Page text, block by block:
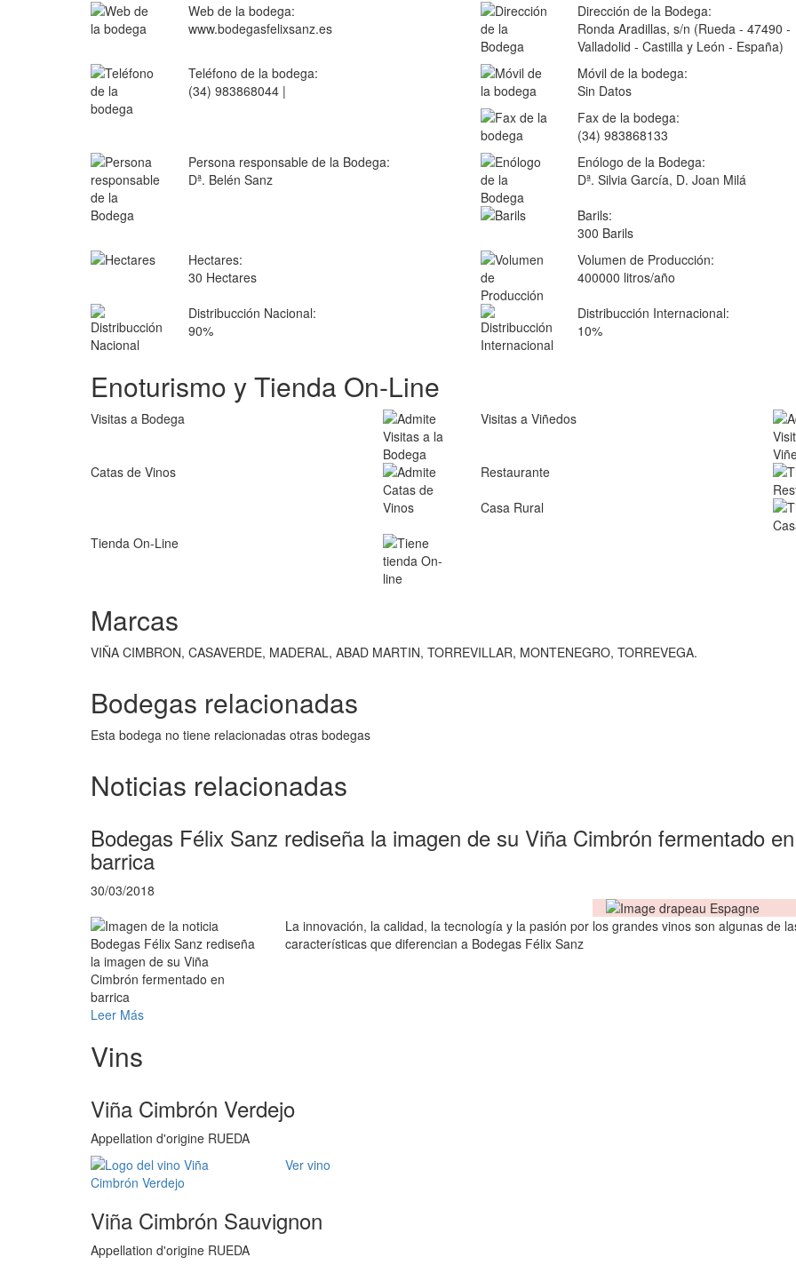
Web de la bodega:
www.bodegasfelixsanz.es
Dirección de la Bodega:
Ronda Aradillas, s/n (Rueda - 47490 -
Valladolid - Castilla y León - España)
Teléfono de la bodega:
(34) 983868044 |
Móvil de la bodega:
Sin Datos
Fax de la bodega:
(34) 983868133
Persona responsable de la Bodega:
Dª. Belén Sanz
Enólogo de la Bodega:
Dª. Silvia García, D. Joan Milá
Barils:
300 Barils
Hectares:
30 Hectares
Volumen de Producción:
400000 litros/año
Distribucción Nacional:
90%
Distribucción Internacional:
10%
Enoturismo y Tienda On-Line
Visitas a Bodega Visitas a Viñedos
Catas de Vinos
Restaurante
Casa Rural
Tienda On-Line
Marcas
VIÑA CIMBRON, CASAVERDE, MADERAL, ABAD MARTIN, TORREVILLAR, MONTENEGRO, TORREVEGA.
Bodegas relacionadas
Esta bodega no tiene relacionadas otras bodegas
Noticias relacionadas
Bodegas Félix Sanz rediseña la imagen de su Viña Cimbrón fermentado en
barrica
30/03/2018
La innovación, la calidad, la tecnología y la pasión por los grandes vinos son algunas de
características que diferencian a Bodegas Félix Sanz
Leer Más
Vins
Viña Cimbrón Verdejo
Appellation d'origine RUEDA
Ver vino
Viña Cimbrón Sauvignon
Appellation d'origine RUEDA